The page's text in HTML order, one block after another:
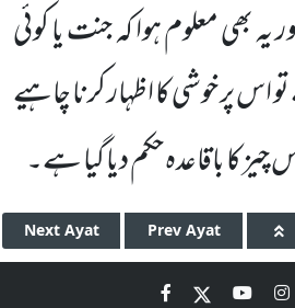
یہ بھی معلوم ہوا کہ جنت یا کوئی
پر خوشی کا اظہار کرنا چاہیے
کا باقاعدہ حکم دیا گیا ہے۔
Next Ayat Prev Ayat